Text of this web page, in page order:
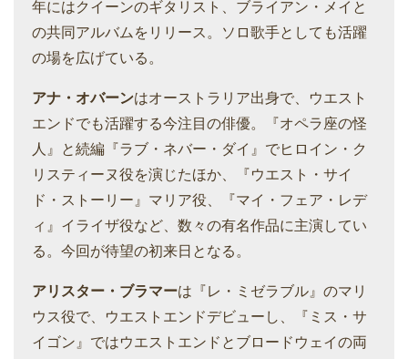
年にはクイーンのギタリスト、ブライアン・メイと
の共同アルバムをリリース。ソロ歌手としても活躍
の場を広げている。
アナ・オバーンはオーストラリア出身で、ウエスト
エンドでも活躍する今注目の俳優。『オペラ座の怪
人』と続編『ラブ・ネバー・ダイ』でヒロイン・ク
リスティーヌ役を演じたほか、『ウエスト・サイ
ド・ストーリー』マリア役、『マイ・フェア・レデ
ィ』イライザ役など、数々の有名作品に主演してい
る。今回が待望の初来日となる。
アリスター・ブラマーは『レ・ミゼラブル』のマリ
ウス役で、ウエストエンドデビューし、『ミス・サ
イゴン』ではウエストエンドとブロードウェイの両